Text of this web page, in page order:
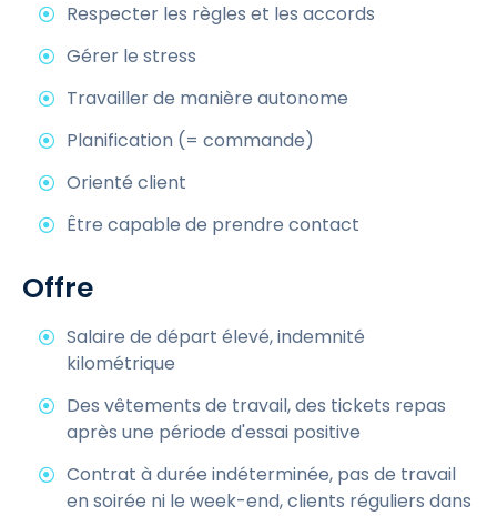
Respecter les règles et les accords
Gérer le stress
Travailler de manière autonome
Planification (= commande)
Orienté client
Être capable de prendre contact
Offre
Salaire de départ élevé, indemnité
kilométrique
Des vêtements de travail, des tickets repas
après une période d'essai positive
Contrat à durée indéterminée, pas de travail
en soirée ni le week-end, clients réguliers dans